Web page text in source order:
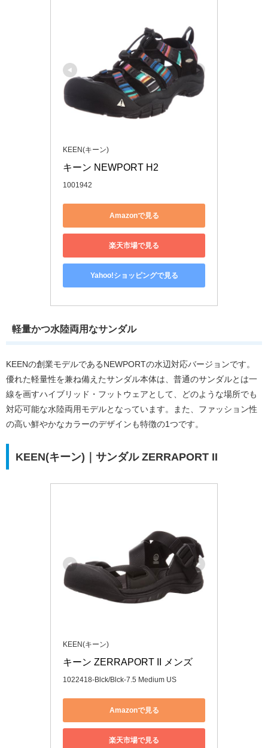
KEEN(キーン)
キーン NEWPORT H2
1001942
Amazonで見る
楽天市場で見る
Yahoo!ショッピングで見る
軽量かつ水陸両用なサンダル
KEENの創業モデルであるNEWPORTの水辺対応バージョンです。
優れた軽量性を兼ね備えたサンダル本体は、普通のサンダルとは一
線を画すハイブリッド・フットウェアとして、どのような場所でも
対応可能な水陸両用モデルとなっています。また、ファッション性
の高い鮮やかなカラーのデザインも特徴の1つです。
KEEN(キーン)｜サンダル ZERRAPORT II
KEEN(キーン)
キーン ZERRAPORT II メンズ
1022418-Blck/Blck-7.5 Medium US
Amazonで見る
楽天市場で見る